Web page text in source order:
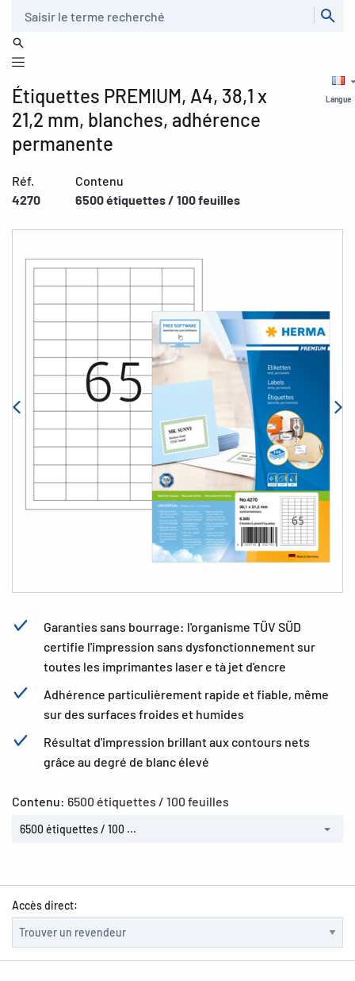
Langue
Étiquettes PREMIUM, A4, 38,1 x
21,2 mm, blanches, adhérence
permanente
Réf.
4270
Contenu
6500 étiquettes / 100 feuilles
Garanties sans bourrage: l'organisme TÜV SÜD
certifie l'impression sans dysfonctionnement sur
toutes les imprimantes laser e tà jet d'encre
Adhérence particulièrement rapide et fiable, même
sur des surfaces froides et humides
Résultat d'impression brillant aux contours nets
grâce au degré de blanc élevé
Contenu: 6500 étiquettes / 100 feuilles
6500 étiquettes / 100 ...
Accès direct: